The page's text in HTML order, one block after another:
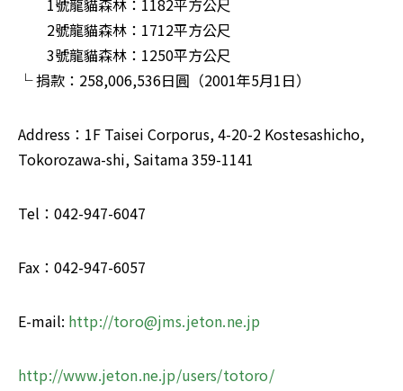
1號龍貓森林：1182平方公尺
2號龍貓森林：1712平方公尺
3號龍貓森林：1250平方公尺
└ 捐款：258,006,536日圓（2001年5月1日）
Address：1F Taisei Corporus, 4-20-2 Kostesashicho,
Tokorozawa-shi, Saitama 359-1141
Tel：042-947-6047
Fax：042-947-6057
E-mail: http://toro@jms.jeton.ne.jp
http://www.jeton.ne.jp/users/totoro/